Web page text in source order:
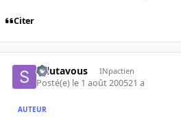
Citer
salutavous INpactien
Posté(e) le 1 août 200521 a
AUTEUR